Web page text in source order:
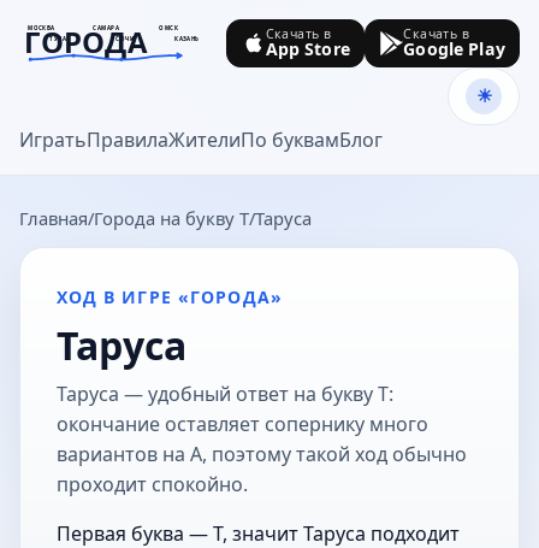
МОСКВА САМАРА
ОМСК
ТУЛА
СОЧИ КАЗАНЬ
ГОРОДА
goroda-na.ru
ИгратьПравилаЖителиПо буквамБлог
Скачать в
App Store
Скачать в
Google Play
Главная Города на букву Т Таруса
ХОД В ИГРЕ «ГОРОДА»
Таруса
Таруса — удобный ответ на букву Т:
окончание оставляет сопернику много
вариантов на А, поэтому такой ход обычно
проходит спокойно.
Первая буква — Т, значит Таруса подходит